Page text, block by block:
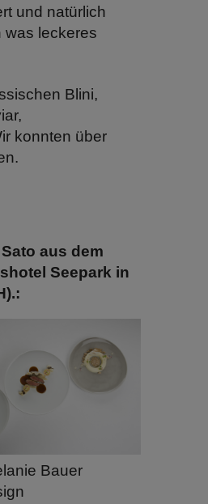
und natürlich
was leckeres
Blini,
konnten über
aus dem
Seepark in
Bauer